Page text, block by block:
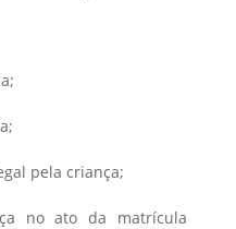
pela criança;
no ato da matrícula